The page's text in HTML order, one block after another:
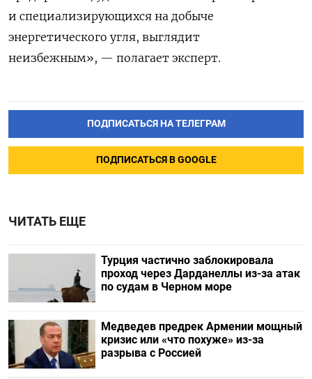
и специализирующихся на добыче
энергетического угля, выглядит
неизбежным», — полагает эксперт.
ПОДПИСАТЬСЯ НА ТЕЛЕГРАМ
ПОДПИСАТЬСЯ В GOOGLE
ЧИТАТЬ ЕЩЕ
Турция частично заблокировала
проход через Дарданеллы из-за атак
по судам в Черном море
Медведев предрек Армении мощный
кризис или «что похуже» из-за
разрыва с Россией